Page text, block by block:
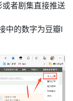
者剧集直接推送
中的数字为豆瓣I